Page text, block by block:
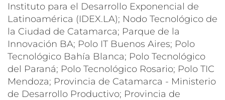
Instituto para el Desarrollo Exponencial de
Latinoamérica (IDEX.LA); Nodo Tecnológico de
la Ciudad de Catamarca; Parque de la
Innovación BA; Polo IT Buenos Aires; Polo
Tecnológico Bahía Blanca; Polo Tecnológico
del Paraná; Polo Tecnológico Rosario; Polo TIC
Mendoza; Provincia de Catamarca - Ministerio
de Desarrollo Productivo; Provincia de